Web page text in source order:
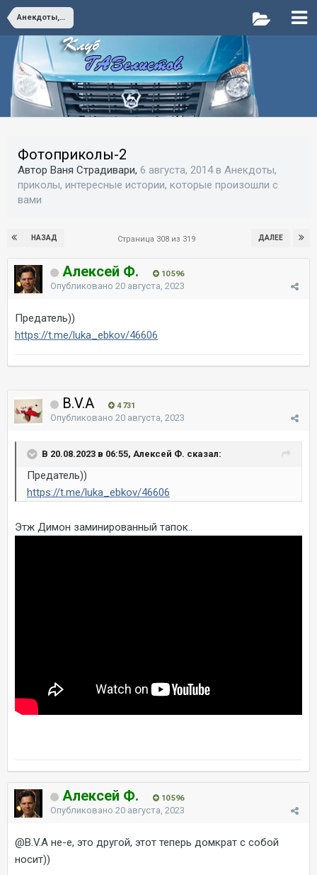
Анекдоты, приколы, интересные истории, которые произошли с вами
Фотоприколы-2
Автор Ваня Страдивари, 6 августа, 2014в Анекдоты,
приколы, интересные истории, которые произошли с
вами
НАЗАД ДАЛЕЕ
Страница 308 из 319
Алексей Ф. 10 596
Опубликовано 20 августа, 2023
Предатель))
https://t.me/luka_ebkov/46606
B.V.A 4 731
Опубликовано 20 августа, 2023
В 20.08.2023 в 06:55, Алексей Ф. сказал:
Предатель))
https://t.me/luka_ebkov/46606
Этж Димон заминированный тапок..
Алексей Ф. 10 596
Опубликовано 20 августа, 2023
@B.V.A не-е, это другой, этот теперь домкрат с собой
носит))